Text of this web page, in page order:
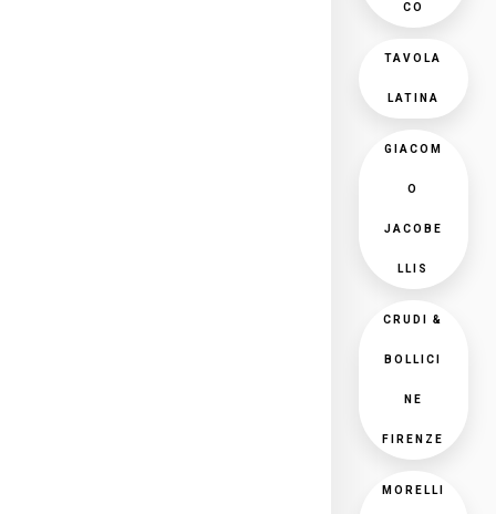
CO
TAVOLA
LATINA
GIACOM
O
JACOBE
LLIS
CRUDI &
BOLLICI
NE
FIRENZE
MORELLI